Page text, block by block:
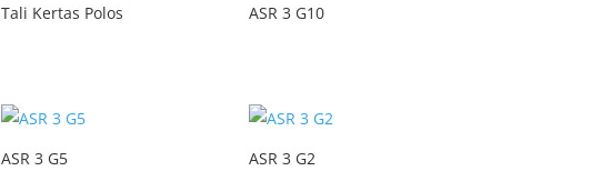
Tali Kertas Polos ASR 3 G10
ASR 3 G5 ASR 3 G2